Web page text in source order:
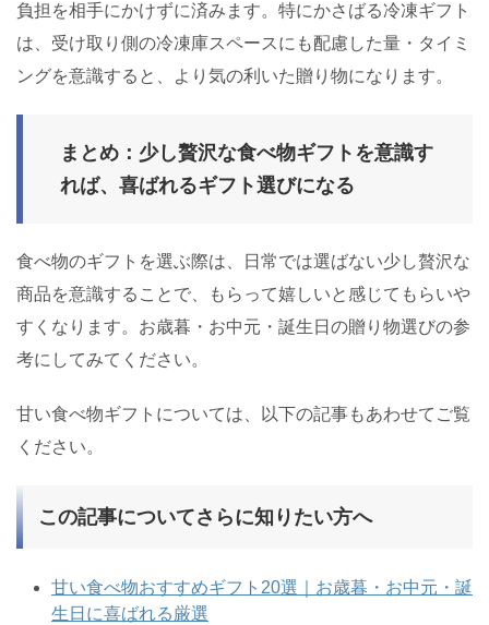
負担を相手にかけずに済みます。特にかさばる冷凍ギフト
は、受け取り側の冷凍庫スペースにも配慮した量・タイミ
ングを意識すると、より気の利いた贈り物になります。
まとめ：少し贅沢な食べ物ギフトを意識す
れば、喜ばれるギフト選びになる
食べ物のギフトを選ぶ際は、日常では選ばない少し贅沢な
商品を意識することで、もらって嬉しいと感じてもらいや
すくなります。お歳暮・お中元・誕生日の贈り物選びの参
考にしてみてください。
甘い食べ物ギフトについては、以下の記事もあわせてご覧
ください。
この記事についてさらに知りたい方へ
甘い食べ物おすすめギフト20選｜お歳暮・お中元・誕
生日に喜ばれる厳選